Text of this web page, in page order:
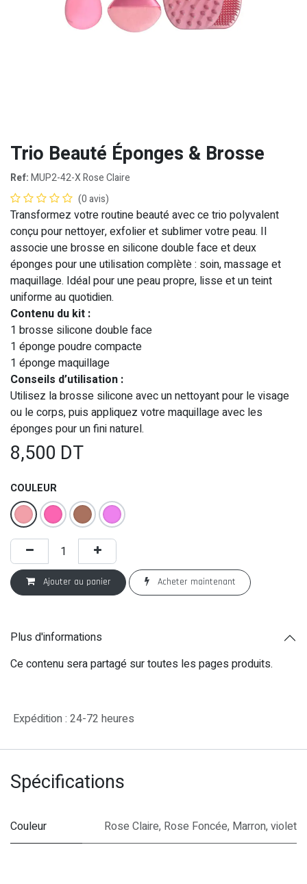
Trio Beauté Éponges & Brosse
Ref:MUP2-42-X Rose Claire
(0 avis)
Transformez votre routine beauté avec ce trio polyvalent
conçu pour nettoyer, exfolier et sublimer votre peau. Il
associe une brosse en silicone double face et deux
éponges pour une utilisation complète : soin, massage et
maquillage. Idéal pour une peau propre, lisse et un teint
uniforme au quotidien.
Contenu du kit :
1 brosse silicone double face
1 éponge poudre compacte
1 éponge maquillage
Conseils d’utilisation :
Utilisez la brosse silicone avec un nettoyant pour le visage
ou le corps, puis appliquez votre maquillage avec les
éponges pour un fini naturel.
8,500 DT
COULEUR
Ajouter au panier Acheter maintenant
Plus d'informations
Ce contenu sera partagé sur toutes les pages produits.
Expédition : 24-72 heures
Spécifications
Couleur Rose Claire, Rose Foncée, Marron,violet